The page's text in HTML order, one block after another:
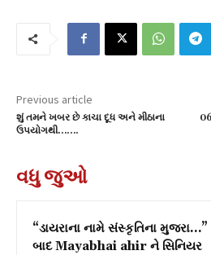
Previous article
શું તમને ખબર છે કાચા દૂધ અને મીઠાના
ઉપયોગથી…….
વધુ જુઓ
“ડાયરાના નામે સંસ્કૃતિના
બાદ Mayabhai ahir ને સિનિયર